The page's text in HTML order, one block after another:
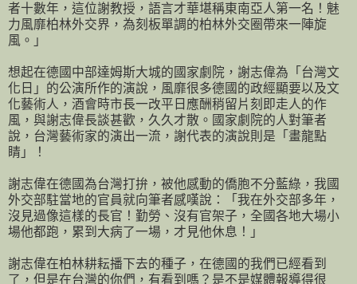
者十數年，這位謝教授，語言才華堪稱東南亞人第一名！魅
力風靡柏林外交界，為刻板單調的柏林外交圈帶來一陣旋
風。」
想起在德國中部達姆斯大城的國家劇院，謝志偉為「台灣文
化日」的公演所作的演說，風靡很多德國的政經顯要以及文
化藝術人，酒會時市長一改平日應酬稍留片刻即走人的作
風，與謝志偉長談甚歡，久久才散。國家劇院的人對筆者
說，台灣藝術家的演出一流，謝代表的演說則是「畫龍點
睛」！
謝志偉在德國為台灣打拚，被他感動的僑胞不分藍綠，我國
外交部駐當地的官員就向筆者感嘆說：「我在外交部多年，
沒見過像這樣的長官！勤勞、沒有官架子，全國各地大場小
場他都跑，累到大病了一場，才見他休息！」
謝志偉在柏林耕耘播下去的種子，在德國的我們已經看到
了，但是在台灣的你們，有看到嗎？是不是媒體報導得很